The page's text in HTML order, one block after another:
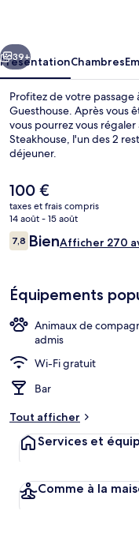
Suivant
39+
PrésentationChambres
Profitez de votre
Guesthouse. Après vous
vous pourrez vous
Steakhouse, l'un des 2
déjeuner.
Le
prix
actuel
est
de
100 €
taxes et frais compris
14 août - 15 août
Avis
voyageurs
7,87,8 sur 10
BienAfficher 270
Équipements
Animaux de
admis
Wi-Fi gratuit
Bar
Tout afficher
Services et
Comme à la